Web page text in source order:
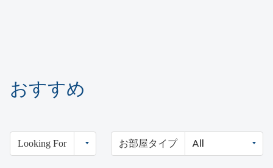
おすすめ
Looking For お部屋タイプ